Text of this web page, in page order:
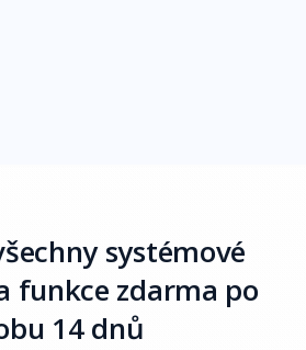
systémové
funkce zdarma po
14 dnů